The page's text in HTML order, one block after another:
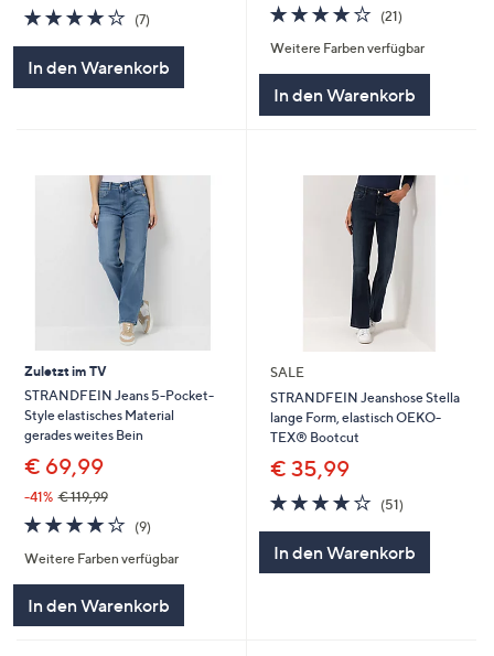
4.1
von
5
(7)
In den Warenkorb
4.1
von
5
(21)
Weitere Farben verfügbar
In den Warenkorb
Zuletzt im TV
STRANDFEIN Jeans 5-Pocket-
Style elastisches Material
gerades weites Bein
€ 69,99
-41% € 119,99
4.1
von
5
(9)
Weitere Farben verfügbar
In den Warenkorb
SALE
STRANDFEIN Jeanshose Stella
lange Form, elastisch OEKO-
TEX® Bootcut
€ 35,99
4.1
von
5
(51)
In den Warenkorb